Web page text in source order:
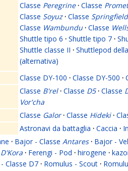
Classe Peregrine · Classe
Classe Soyuz · Classe Springfield
Classe Wambundu · Classe
Shuttle tipo 6 · Shuttle tipo 7 ·
Shuttle classe II · Shuttlepod della
(alternativa)
Classe DY-100 · Classe DY-500 ·
Classe B'rel · Classe D5 · Classe
Vor'cha
Classe Galor · Classe Hideki ·
Astronavi da battaglia · Caccia ·
· Bajor - Classe Antares · Bajor -
D'Kora · Ferengi - Pod · hirogene ·
Classe D7 · Romulus - Scout ·